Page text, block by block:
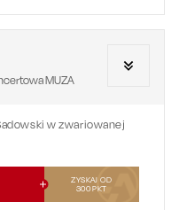
MUZA
w zwariowanej
ZYSKAJ OD
300PKT